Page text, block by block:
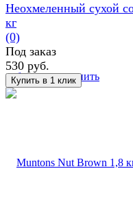
избранное сравнить
Неохмеленный сухой
кг
(0)
Под заказ
530 руб.